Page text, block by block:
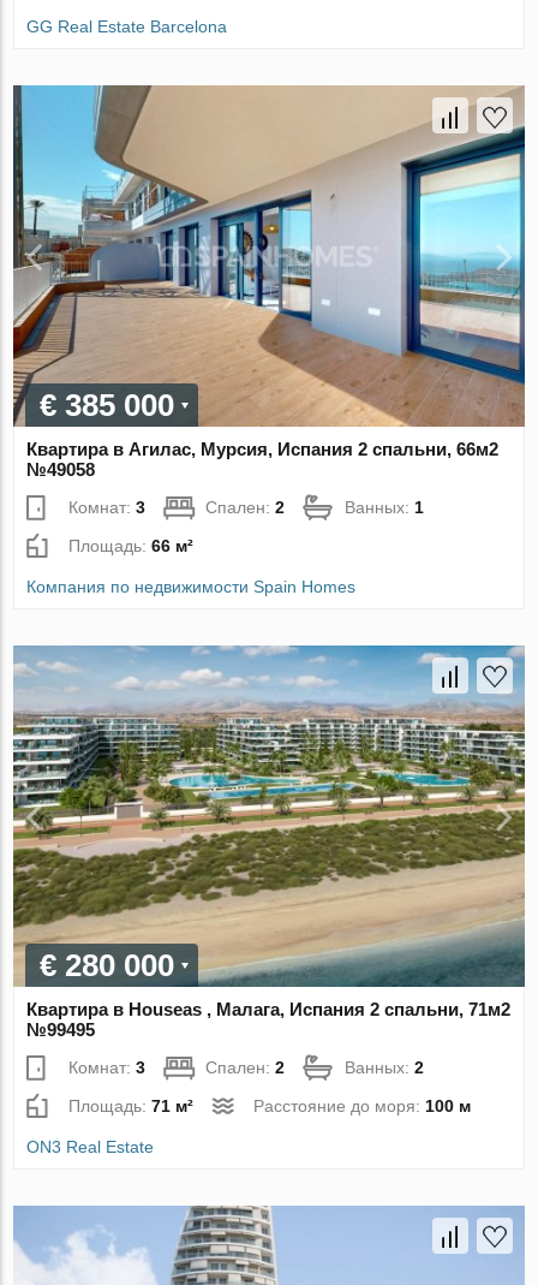
GG Real Estate Barcelona
€ 385 000
Квартира в Агилас, Мурсия, Испания 2 спальни, 66м2
№49058
Комнат:3 Спален:2 Ванных: 1
Площадь:66 м²
Компания по недвижимости Spain Homes
€ 280 000
Квартира в Houseas , Малага, Испания 2 спальни, 71м2
№99495
Комнат:3 Спален:2 Ванных:2
Площадь:71 м² Расстояние до моря: 100 м
ON3 Real Estate